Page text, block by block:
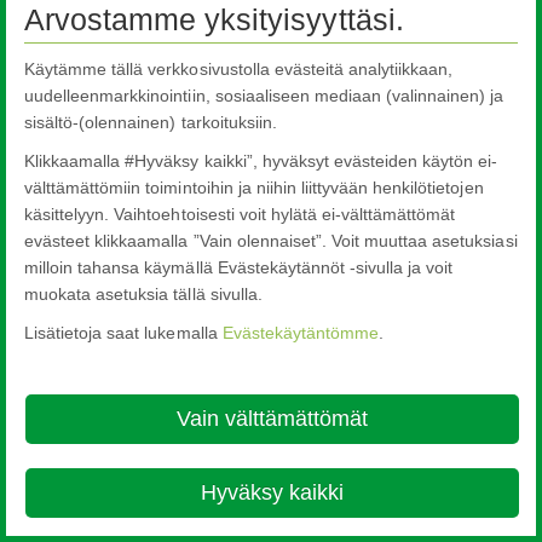
Arvostamme yksityisyyttäsi.
Käytämme tällä verkkosivustolla evästeitä analytiikkaan,
uudelleenmarkkinointiin, sosiaaliseen mediaan (valinnainen) ja
sisältö-(olennainen) tarkoituksiin.
Klikkaamalla #Hyväksy kaikki”, hyväksyt evästeiden käytön ei-
välttämättömiin toimintoihin ja niihin liittyvään henkilötietojen
käsittelyyn. Vaihtoehtoisesti voit hylätä ei-välttämättömät
evästeet klikkaamalla ”Vain olennaiset”. Voit muuttaa asetuksiasi
milloin tahansa käymällä Evästekäytännöt -sivulla ja voit
muokata asetuksia tällä sivulla.
Lisätietoja saat lukemalla Evästekäytäntömme
Vain välttämättömät
Hyväksy kaikki